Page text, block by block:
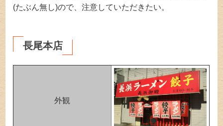
(たぶん無し)ので、注意していただきたい。
長尾本店
外観